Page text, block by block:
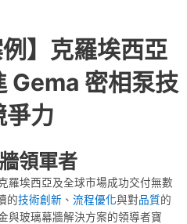
例】克羅埃西亞
密相泵技
爭力
領軍者
羅埃西亞及全球市場成功交付無數
的技術創新 、 流程優化與對品質的
與玻璃幕牆解決方案的領導者寶